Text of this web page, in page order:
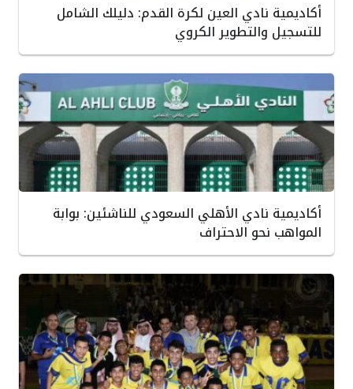
أكاديمية نادي العين لكرة القدم: دليلك الشامل
للتسجيل والتطوير الكروي
أكاديمية نادي الأهلي السعودي للناشئين: بوابة
المواهب نحو الاحتراف